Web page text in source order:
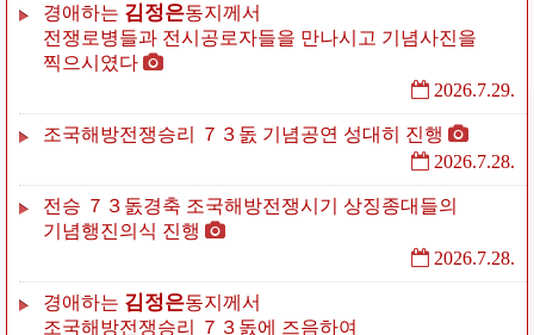
경애하는 김정은동지께서
전쟁로병들과 전시공로자들을 만나시고 기념사진을
찍으시였다
2026.7.29.
조국해방전쟁승리 ７３돐 기념공연 성대히 진행
2026.7.28.
전승 ７３돐경축 조국해방전쟁시기
상징종대들의
기념행진의식 진행
2026.7.28.
경애하는 김정은동지께서
조국해방전쟁승리
７３돐에
즈음하여